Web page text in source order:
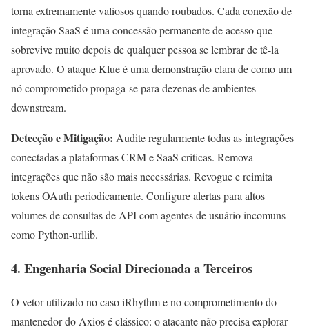
torna extremamente valiosos quando roubados. Cada conexão de
integração SaaS é uma concessão permanente de acesso que
sobrevive muito depois de qualquer pessoa se lembrar de tê-la
aprovado. O ataque Klue é uma demonstração clara de como um
nó comprometido propaga-se para dezenas de ambientes
downstream.
Detecção e Mitigação: Audite regularmente todas as integrações
conectadas a plataformas CRM e SaaS críticas. Remova
integrações que não são mais necessárias. Revogue e reimita
tokens OAuth periodicamente. Configure alertas para altos
volumes de consultas de API com agentes de usuário incomuns
como Python-urllib.
4. Engenharia Social Direcionada a Terceiros
O vetor utilizado no caso iRhythm e no comprometimento do
mantenedor do Axios é clássico: o atacante não precisa explorar